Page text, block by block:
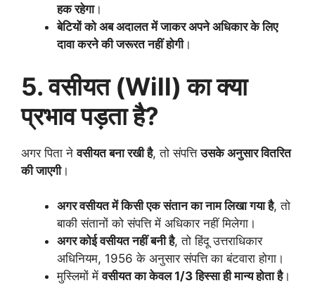
हक रहेगा।
बेटियों को अब अदालत में जाकर अपने अधिकार के लिए
दावा करने की जरूरत नहीं होगी।
5. वसीयत (Will) का क्या
प्रभाव पड़ता है?
अगर पिता नेवसीयत बना रखी है, तो संपत्तिउसके अनुसार वितरित
की जाएगी।
अगर वसीयत में किसी एक संतान का नाम लिखा गया है, तो
बाकी संतानों को संपत्ति में अधिकार नहीं मिलेगा।
अगर कोई वसीयत नहीं बनी है, तो हिंदू उत्तराधिकार
अधिनियम, 1956 के अनुसार संपत्ति का बंटवारा होगा।
मुस्लिमों मेंवसीयत का केवल 1/3 हिस्सा ही मान्य होता है।